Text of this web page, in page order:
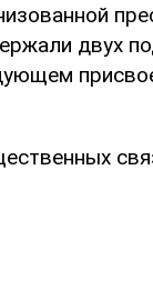
двух